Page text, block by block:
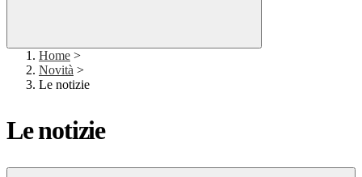
Home >
Novità >
Le notizie
Le notizie